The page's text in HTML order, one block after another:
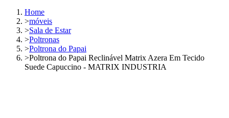
Home
>móveis
>Sala de Estar
>Poltronas
>Poltrona do Papai
>Poltrona do Papai Reclinável Matrix Azera Em Tecido
Suede Capuccino - MATRIX INDUSTRIA